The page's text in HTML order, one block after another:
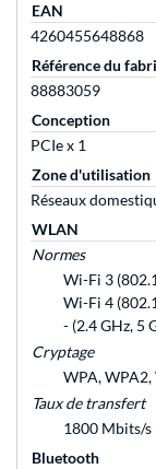
EAN
4260455648868
Référence du
88883059
Conception
PCIe x 1
Zone d'utilisation
Réseaux
WLAN
Normes
Wi-Fi 3
Wi-Fi 4
- (2.4 GHz, 5
Cryptage
WPA, WPA2,
Taux de transfert
1800 Mbits/s
Bluetooth